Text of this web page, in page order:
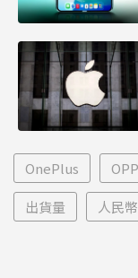
OnePlus
出貨量 人民幣